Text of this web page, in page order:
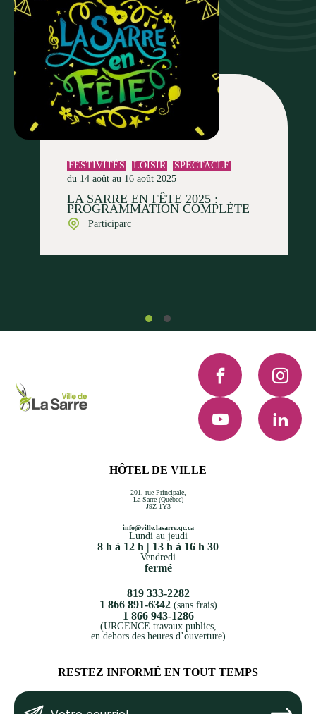
FESTIVITÉS LOISIR
SPECTACLE
du 14 août au 16 août 2025
LA SARRE EN FÊTE 2025 :
PROGRAMMATION COMPLÈTE
Participarc
HÔTEL DE VILLE
201, rue Principale,
La Sarre (Québec)
J9Z 1Y3
info@ville.lasarre.qc.ca
Lundi au jeudi
8 h à 12 h | 13 h à 16 h 30
Vendredi
fermé
819 333-2282
1 866 891-6342(sans frais)
1 866 943-1286
(URGENCE travaux publics,
en dehors des heures d’ouverture)
RESTEZ INFORMÉ EN TOUT TEMPS
Votre
Submit
Facebook
YouTube